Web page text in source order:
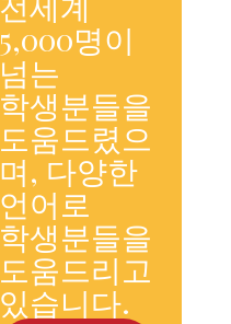
5,000명이
넘는
학생분들을
도움드렸으
며, 다양한
언어로
학생분들을
도움드리고
있습니다.